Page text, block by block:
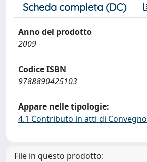
Scheda completa (DC)
Anno del prodotto
2009
Codice ISBN
9788890425103
Appare nelle tipologie:
4.1 Contributo in atti di Convegno
File in questo prodotto: